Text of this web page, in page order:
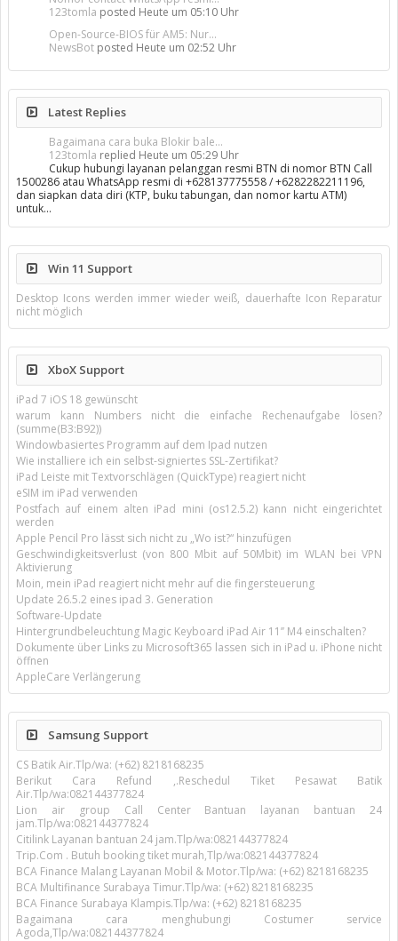
123tomla posted Heute um 05:10 Uhr
Open-Source-BIOS für AM5: Nur...
NewsBot posted Heute um 02:52 Uhr
Latest Replies
Bagaimana cara buka Blokir bale...
123tomla replied Heute um 05:29 Uhr
Cukup hubungi layanan pelanggan resmi BTN di nomor BTN Call
1500286 atau WhatsApp resmi di +628137775558 / +6282282211196,
dan siapkan data diri (KTP, buku tabungan, dan nomor kartu ATM)
untuk…
Win 11 Support
Desktop Icons werden immer wieder weiß, dauerhafte Icon Reparatur
nicht möglich
XboX Support
iPad 7 iOS 18 gewünscht
warum kann Numbers nicht die einfache Rechenaufgabe lösen?
(summe(B3:B92))
Windowbasiertes Programm auf dem Ipad nutzen
Wie installiere ich ein selbst-signiertes SSL-Zertifikat?
iPad Leiste mit Textvorschlägen (QuickType) reagiert nicht
eSIM im iPad verwenden
Postfach auf einem alten iPad mini (os12.5.2) kann nicht eingerichtet
werden
Apple Pencil Pro lässt sich nicht zu „Wo ist?“ hinzufügen
Geschwindigkeitsverlust (von 800 Mbit auf 50Mbit) im WLAN bei VPN
Aktivierung
Moin, mein iPad reagiert nicht mehr auf die fingersteuerung
Update 26.5.2 eines ipad 3. Generation
Software-Update
Hintergrundbeleuchtung Magic Keyboard iPad Air 11’’ M4 einschalten?
Dokumente über Links zu Microsoft365 lassen sich in iPad u. iPhone nicht
öffnen
AppleCare Verlängerung
Samsung Support
CS Batik Air.Tlp/wa: (+62) 8218168235
Berikut Cara Refund ,.Reschedul Tiket Pesawat Batik
Air.Tlp/wa:082144377824
Lion air group Call Center Bantuan layanan bantuan 24
jam.Tlp/wa:082144377824
Citilink Layanan bantuan 24 jam.Tlp/wa:082144377824
Trip.Com . Butuh booking tiket murah,Tlp/wa:082144377824
BCA Finance Malang Layanan Mobil & Motor.Tlp/wa: (+62) 8218168235
BCA Multifinance Surabaya Timur.Tlp/wa: (+62) 8218168235
BCA Finance Surabaya Klampis.Tlp/wa: (+62) 8218168235
Bagaimana cara menghubungi Costumer service
Agoda,Tlp/wa:082144377824